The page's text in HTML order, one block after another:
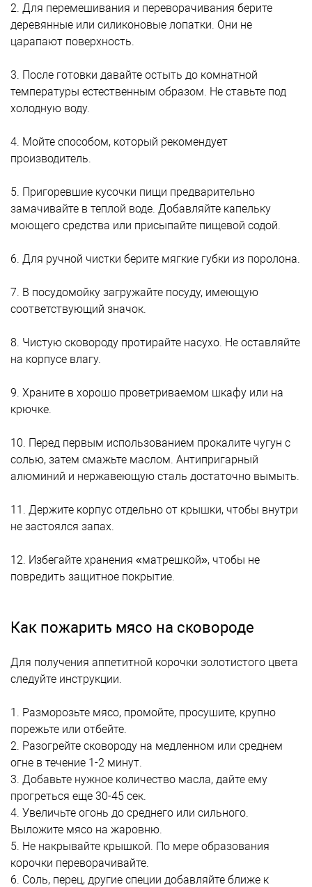
2. Для перемешивания и переворачивания берите
деревянные или силиконовые лопатки. Они не
царапают поверхность.
3. После готовки давайте остыть до комнатной
температуры естественным образом. Не ставьте под
холодную воду.
4. Мойте способом, который рекомендует
производитель.
5. Пригоревшие кусочки пищи предварительно
замачивайте в теплой воде. Добавляйте капельку
моющего средства или присыпайте пищевой содой.
6. Для ручной чистки берите мягкие губки из поролона.
7. В посудомойку загружайте посуду, имеющую
соответствующий значок.
8. Чистую сковороду протирайте насухо. Не оставляйте
на корпусе влагу.
9. Храните в хорошо проветриваемом шкафу или на
крючке.
10. Перед первым использованием прокалите чугун с
солью, затем смажьте маслом. Антипригарный
алюминий и нержавеющую сталь достаточно вымыть.
11. Держите корпус отдельно от крышки, чтобы внутри
не застоялся запах.
12. Избегайте хранения «матрешкой», чтобы не
повредить защитное покрытие.
Как пожарить мясо на сковороде
Для получения аппетитной корочки золотистого цвета
следуйте инструкции.
1. Разморозьте мясо, промойте, просушите, крупно
порежьте или отбейте.
2. Разогрейте сковороду на медленном или среднем
огне в течение 1-2 минут.
3. Добавьте нужное количество масла, дайте ему
прогреться еще 30-45 сек.
4. Увеличьте огонь до среднего или сильного.
Выложите мясо на жаровню.
5. Не накрывайте крышкой. По мере образования
корочки переворачивайте.
6. Соль, перец, другие специи добавляйте ближе к